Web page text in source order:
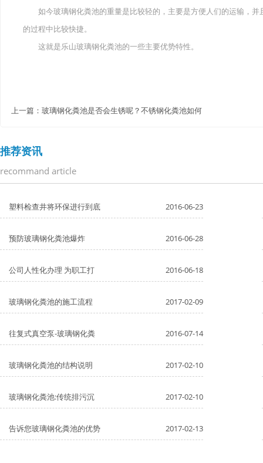
如今玻璃钢化粪池的重量是比较轻的，主要是方便人们的运输，并
的过程中比较快捷。
这就是乐山玻璃钢化粪池的一些主要优势特性。
上一篇： 玻璃钢化粪池是否会生锈呢？不锈钢化粪池如何
推荐资讯
recommand article
塑料检查井将环保进行到底 2016-06-23
预防玻璃钢化粪池爆炸 2016-06-28
公司人性化办理 为职工打 2016-06-18
玻璃钢化粪池的施工流程 2017-02-09
往复式真空泵-玻璃钢化粪 2016-07-14
玻璃钢化粪池的结构说明 2017-02-10
玻璃钢化粪池:传统排污沉 2017-02-10
告诉您玻璃钢化粪池的优势 2017-02-13